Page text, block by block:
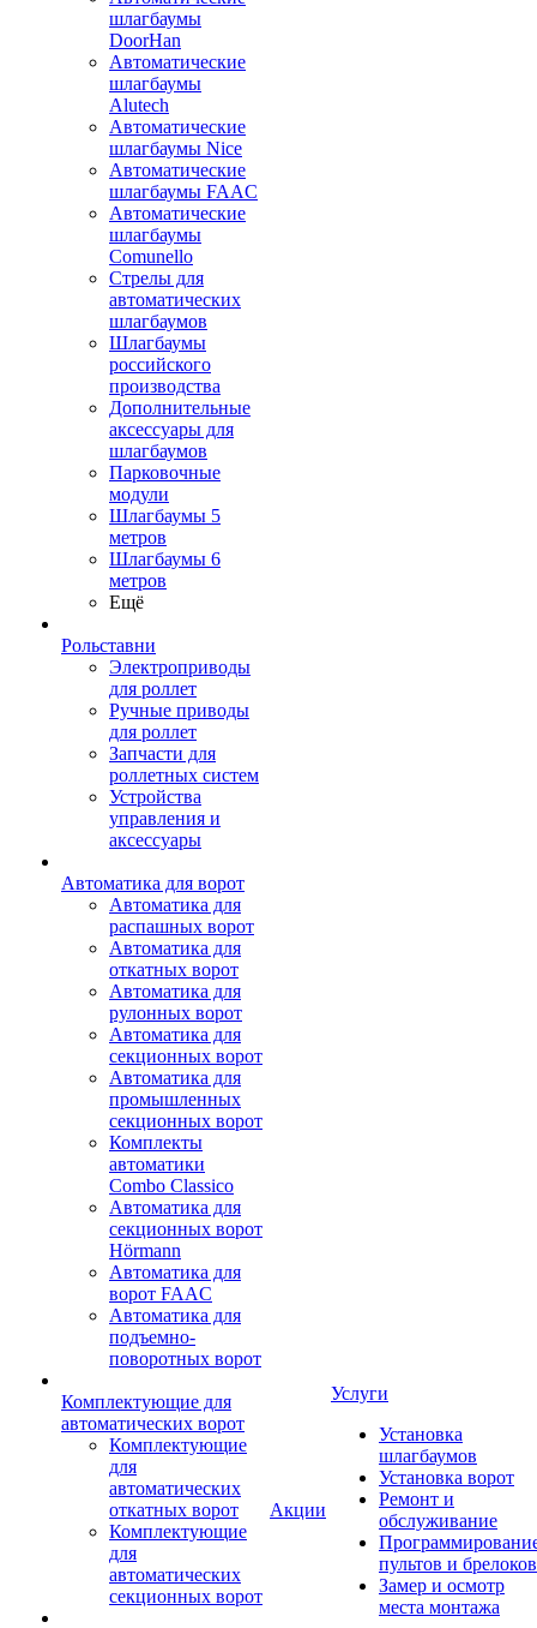
шлагбаумы
DoorHan
Автоматические
шлагбаумы
Alutech
Автоматические
шлагбаумы Nice
Автоматические
шлагбаумы FAAC
Автоматические
шлагбаумы
Comunello
Стрелы для
автоматических
шлагбаумов
Шлагбаумы
российского
производства
Дополнительные
аксессуары для
шлагбаумов
Парковочные
модули
Шлагбаумы 5
метров
Шлагбаумы 6
метров
Ещё
Рольставни
Электроприводы
для роллет
Ручные приводы
для роллет
Запчасти для
роллетных систем
Устройства
управления и
аксессуары
Автоматика для ворот
Автоматика для
распашных ворот
Автоматика для
откатных ворот
Автоматика для
рулонных ворот
Автоматика для
секционных ворот
Автоматика для
промышленных
секционных ворот
Комплекты
автоматики
Combo Classico
Автоматика для
секционных ворот
Hörmann
Автоматика для
ворот FAAC
Автоматика для
подъемно-
поворотных ворот
Комплектующие для
автоматических ворот
Комплектующие
для
автоматических
откатных ворот
Комплектующие
для
автоматических
секционных ворот
Акции
Услуги
Установка
шлагбаумов
Установка ворот
Ремонт и
обслуживание
пультов и брелоков
Замер и осмотр
места монтажа